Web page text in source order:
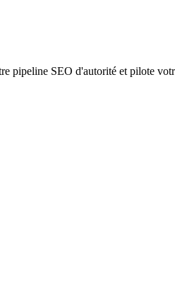
pipeline SEO d'autorité et pilote